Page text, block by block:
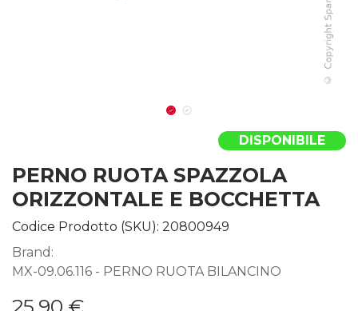
DISPONIBILE
PERNO RUOTA SPAZZOLA
ORIZZONTALE E BOCCHETTA
Codice Prodotto (SKU): 20800949
Brand:
MX-09.06.116 - PERNO RUOTA BILANCINO
25,90 €